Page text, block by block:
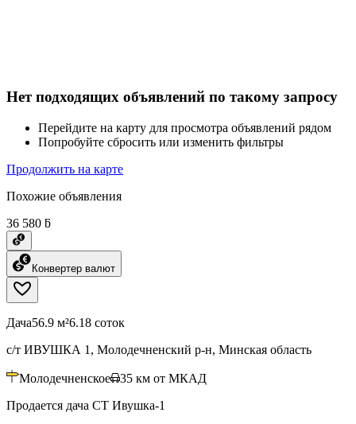
Нет подходящих объявлений по такому запросу
Перейдите на карту для просмотра объявлений рядом
Попробуйте сбросить или изменить фильтры
Продолжить на карте
Похожие объявления
36 580 ƃ
Конвертер валют
Дача56.9 м²6.18 соток
с/т ИВУШКА 1, Молодечненский р-н, Минская область
Молодечненское 35 км от МКАД
Продается дача СТ Ивушка-1